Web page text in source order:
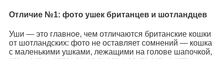
Отличие №1: фото ушек британцев и шотландцев
Уши — это главное, чем отличаются британские кошки
от шотландских: фото не оставляет сомнений — кошка
с маленькими ушками, лежащими на голове шапочкой,